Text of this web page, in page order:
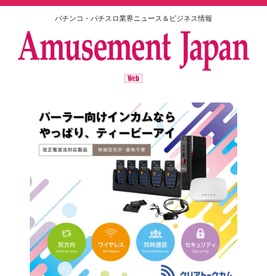
パチンコ・パチスロ業界ニュース＆ビジネス情報